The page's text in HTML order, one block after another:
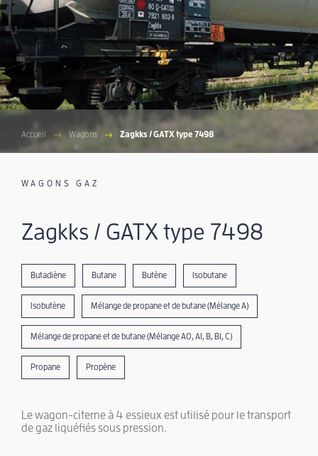
Accueil Wagons Zagkks / GATX type 7498
WAGONS GAZ
Zagkks / GATX type 7498
Butadiène Butane Butène Isobutane
Isobutène Mélange de propane et de butane (Mélange A)
Mélange de propane et de butane (Mélange A0, A1, B, B1, C)
Propane Propène
Le wagon-citerne à 4 essieux est utilisé pour le transport
de gaz liquéfiés sous pression.